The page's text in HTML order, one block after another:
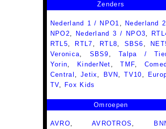
Zenders
Nederland 1 / NPO1
Nederland
NPO2
Nederland 3 / NPO3
RTL5
RTL7 RTL8 SBS6
Veronica
SBS9 ,Talpa /
Yorin
KinderNet ,TMF
Central
Jetix BVN ,TV10
TV
Fox Kids
Omroepen
AVRO, AVROTROS ,